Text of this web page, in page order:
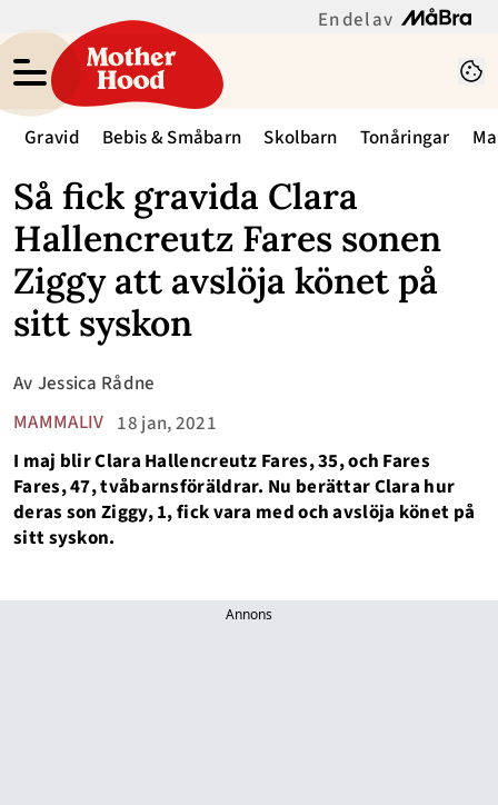
En del av
Gravid Bebis & Småbarn Skolbarn Tonåringar
Så fick gravida Clara
Hallencreutz Fares sonen
Ziggy att avslöja könet på
sitt syskon
MAMMALIV 18 jan, 2021
Av Jessica Rådne
I maj blir Clara Hallencreutz Fares, 35, och Fares
Fares, 47, tvåbarnsföräldrar. Nu berättar Clara hur
deras son Ziggy, 1, fick vara med och avslöja könet på
sitt syskon.
Annons